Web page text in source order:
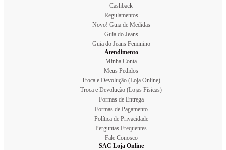
Cashback
Regulamentos
Novo! Guia de Medidas
Guia do Jeans
Guia do Jeans Feminino
Atendimento
Minha Conta
Meus Pedidos
Troca e Devolução (Loja Online)
Troca e Devolução (Lojas Físicas)
Formas de Entrega
Formas de Pagamento
Política de Privacidade
Perguntas Frequentes
Fale Conosco
SAC Loja Online